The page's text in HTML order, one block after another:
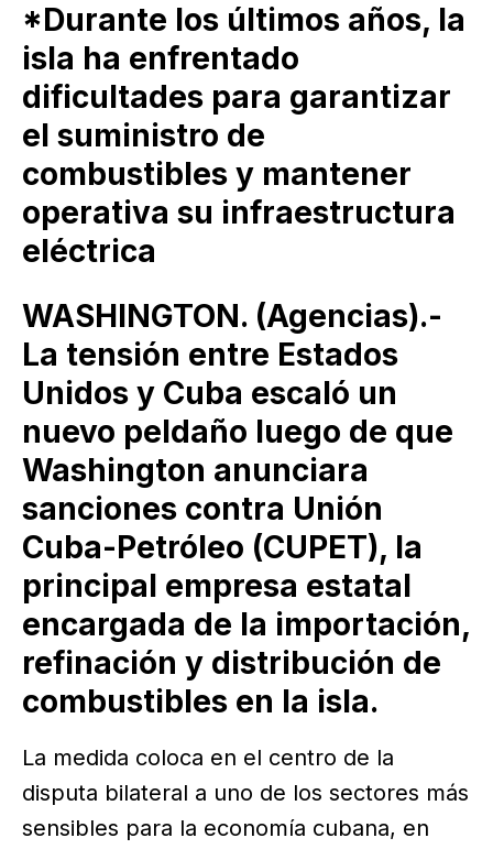
*Durante los últimos años, la
isla ha enfrentado
dificultades para garantizar
el suministro de
combustibles y mantener
operativa su infraestructura
eléctrica
WASHINGTON. (Agencias).-
La tensión entre Estados
Unidos y Cuba escaló un
nuevo peldaño luego de que
Washington anunciara
sanciones contra Unión
Cuba-Petróleo (CUPET), la
principal empresa estatal
encargada de la importación,
refinación y distribución de
combustibles en la isla.
La medida coloca en el centro de la
disputa bilateral a uno de los sectores más
sensibles para la economía cubana, en